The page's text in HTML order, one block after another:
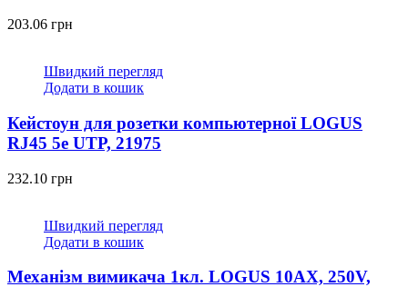
203.06 грн
Швидкий перегляд
Додати в кошик
Кейстоун для розетки компьютерної LOGUS
RJ45 5e UTP, 21975
232.10 грн
Швидкий перегляд
Додати в кошик
Механізм вимикача 1кл. LOGUS 10АХ, 250V,